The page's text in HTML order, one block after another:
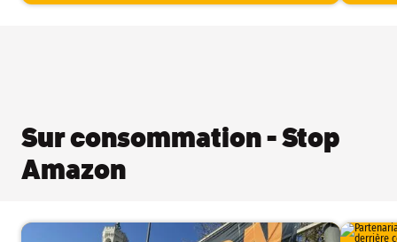
Sur consommation - Stop
Amazon